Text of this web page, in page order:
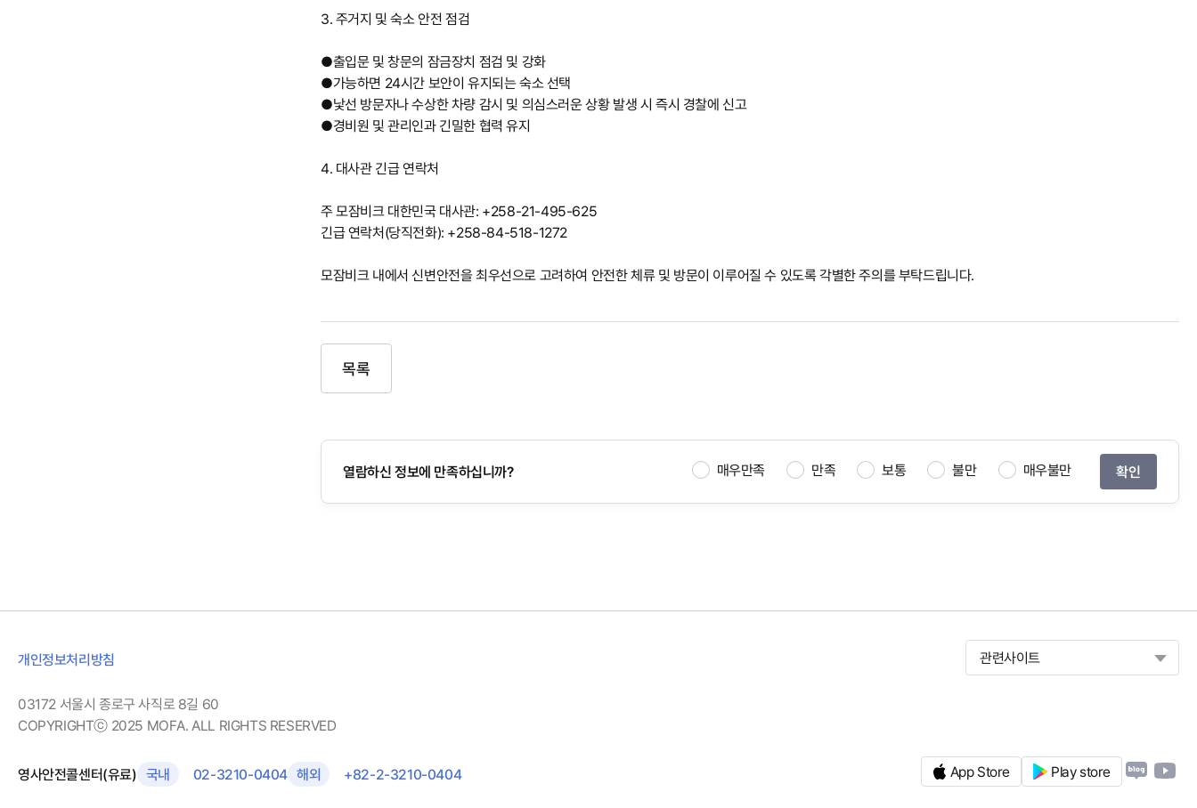
3. 주거지 및 숙소 안전 점검
●출입문 및 창문의 잠금장치 점검 및 강화
●가능하면 24시간 보안이 유지되는 숙소 선택
●낯선 방문자나 수상한 차량 감시 및 의심스러운 상황 발생 시 즉시 경찰에 신고
●경비원 및 관리인과 긴밀한 협력 유지
4. 대사관 긴급 연락처
주 모잠비크 대한민국 대사관: +258-21-495-625
긴급 연락처(당직전화): +258-84-518-1272
모잠비크 내에서 신변안전을 최우선으로 고려하여 안전한 체류 및 방문이 이루어질 수 있도록 각별한 주의를 부탁드립니다.
목록
열람하신 정보에 만족하십니까? 매우만족 만족 보통 불만 매우불만
관련사이트
개인정보처리방침
03172 서울시 종로구 사직로 8길 60
COPYRIGHTⓒ 2025 MOFA. ALL RIGHTS RESERVED
영사안전콜센터(유료) 국내 02-3210-0404 해외 +82-2-3210-0404 App Store Play store